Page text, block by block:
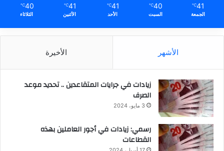
41
℃
الجمعة
40
℃
السبت
41
℃
الأحد
41
℃
الأثنين
40
℃
الثلاثاء
الأشهر الأخيرة
زيادات في جرايات المتقاعدين .. تحديد موعد
الصرف
3 مايو، 2024
رسمي: زيادات في أجور العاملين بهذه
القطاعات